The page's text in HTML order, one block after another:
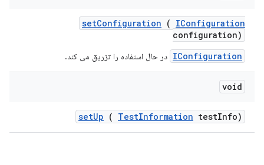
setConfiguration ( IConfiguration
configuration)
IConfiguration در حال استفاده را تزریق می کند.
void
setUp ( TestInformation testInfo)